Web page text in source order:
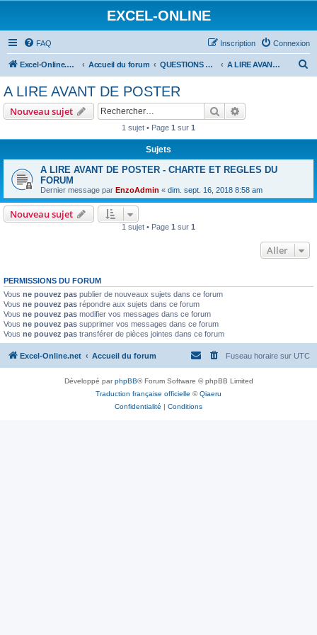
EXCEL-ONLINE
FAQ Connexion
Inscription
Excel-Online.net Accueil du forum QUESTIONS EXCEL A LIRE AVANT DE POSTER
e
A LIRE AVANT DE POSTER
Nouveau sujet Rechercher
1 sujet • Page 1 sur 1
Sujets
A LIRE AVANT DE POSTER - CHARTE ET REGLES DU
FORUM
Dernier message par EnzoAdmin « dim. sept. 16, 2018 8:58 am
Nouveau sujet
1 sujet • Page 1 sur 1
Aller
PERMISSIONS DU FORUM
Vous ne pouvez pas publier de nouveaux sujets dans ce forum
Vous ne pouvez pas répondre aux sujets dans ce forum
Vous ne pouvez pas modifier vos messages dans ce forum
Vous ne pouvez pas supprimer vos messages dans ce forum
Vous ne pouvez pas transférer de pièces jointes dans ce forum
Excel-Online.net Accueil du forum Fuseau horaire sur UTC
Développé parphpBB® Forum Software © phpBB Limited
Traduction française officielle ©Qiaeru
Confidentialité | Conditions